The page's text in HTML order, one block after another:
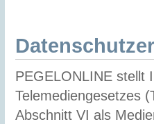
PEGELONLINE stellt
Telemediengesetzes
Abschnitt VI als